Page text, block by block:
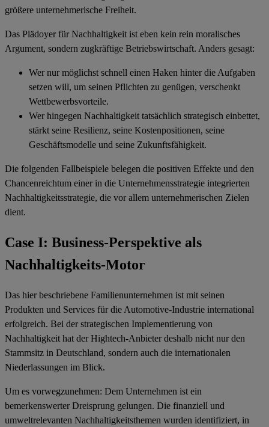
größere unternehmerische Freiheit.
Das Plädoyer für Nachhaltigkeit ist eben kein rein moralisches
Argument, sondern zugkräftige Betriebswirtschaft. Anders gesagt:
Wer nur möglichst schnell einen Haken hinter die Aufgaben
setzen will, um seinen Pflichten zu genügen, verschenkt
Wettbewerbsvorteile.
Wer hingegen Nachhaltigkeit tatsächlich strategisch einbettet,
stärkt seine Resilienz, seine Kostenpositionen, seine
Geschäftsmodelle und seine Zukunftsfähigkeit.
Die folgenden Fallbeispiele belegen die positiven Effekte und den
Chancenreichtum einer in die Unternehmensstrategie integrierten
Nachhaltigkeitsstrategie, die vor allem unternehmerischen Zielen
dient.
Case I: Business-Perspektive als
Nachhaltigkeits-Motor
Das hier beschriebene Familienunternehmen ist mit seinen
Produkten und Services für die Automotive-Industrie international
erfolgreich. Bei der strategischen Implementierung von
Nachhaltigkeit hat der Hightech-Anbieter deshalb nicht nur den
Stammsitz in Deutschland, sondern auch die internationalen
Niederlassungen im Blick.
Um es vorwegzunehmen: Dem Unternehmen ist ein
bemerkenswerter Dreisprung gelungen. Die finanziell und
umweltrelevanten Nachhaltigkeitsthemen wurden identifiziert, in